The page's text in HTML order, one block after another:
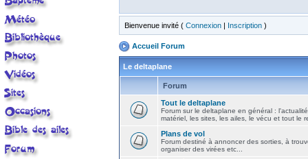
Bienvenue invité ( Connexion | Inscription )
Accueil Forum
Le deltaplane
Forum
Tout le deltaplane
Forum sur le deltaplane en général :
matériel, les sites, les ailes, le vécu et tout le
Plans de vol
Forum destiné à annoncer des sorties, à
organiser des virées etc...